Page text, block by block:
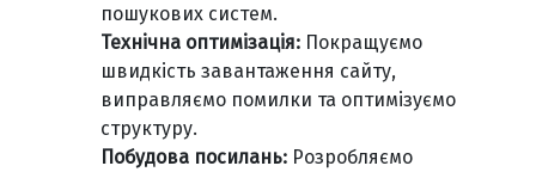
пошукових систем.
Технічна оптимізація: Покращуємо
швидкість завантаження сайту,
виправляємо помилки та оптимізуємо
структуру.
Побудова посилань: Розробляємо